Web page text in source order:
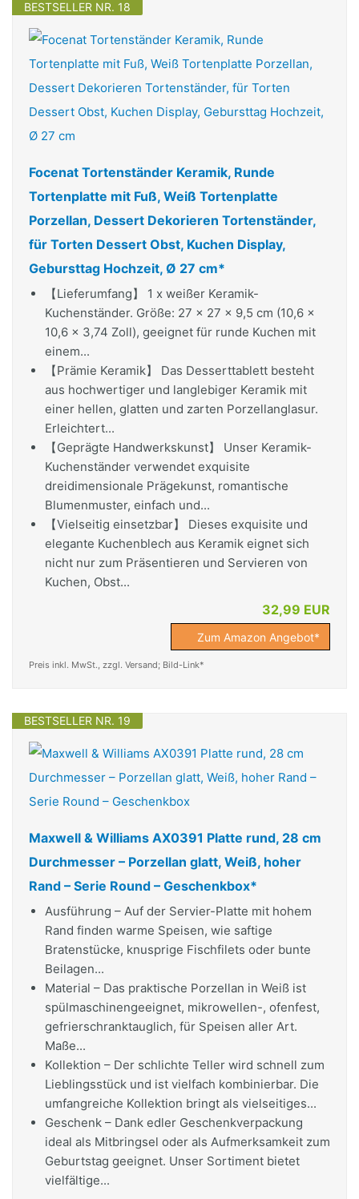
BESTSELLER NR. 18
Focenat Tortenständer Keramik, Runde
Tortenplatte mit Fuß, Weiß Tortenplatte
Porzellan, Dessert Dekorieren Tortenständer,
für Torten Dessert Obst, Kuchen Display,
Gebursttag Hochzeit, Ø 27 cm*
【Lieferumfang】 1 x weißer Keramik-
Kuchenständer. Größe: 27 x 27 x 9,5 cm (10,6 x
10,6 x 3,74 Zoll), geeignet für runde Kuchen mit
einem...
【Prämie Keramik】 Das Desserttablett besteht
aus hochwertiger und langlebiger Keramik mit
einer hellen, glatten und zarten Porzellanglasur.
Erleichtert...
【Geprägte Handwerkskunst】 Unser Keramik-
Kuchenständer verwendet exquisite
dreidimensionale Prägekunst, romantische
Blumenmuster, einfach und...
【Vielseitig einsetzbar】 Dieses exquisite und
elegante Kuchenblech aus Keramik eignet sich
nicht nur zum Präsentieren und Servieren von
Kuchen, Obst...
32,99 EUR
Zum Amazon Angebot*
Preis inkl. MwSt., zzgl. Versand; Bild-Link*
BESTSELLER NR. 19
Maxwell & Williams AX0391 Platte rund, 28 cm
Durchmesser – Porzellan glatt, Weiß, hoher
Rand – Serie Round – Geschenkbox*
Ausführung – Auf der Servier-Platte mit hohem
Rand finden warme Speisen, wie saftige
Bratenstücke, knusprige Fischfilets oder bunte
Beilagen...
Material – Das praktische Porzellan in Weiß ist
spülmaschinengeeignet, mikrowellen-, ofenfest,
gefrierschranktauglich, für Speisen aller Art.
Maße...
Kollektion – Der schlichte Teller wird schnell zum
Lieblingsstück und ist vielfach kombinierbar. Die
umfangreiche Kollektion bringt als vielseitiges...
Geschenk – Dank edler Geschenkverpackung
ideal als Mitbringsel oder als Aufmerksamkeit zum
Geburtstag geeignet. Unser Sortiment bietet
vielfältige...